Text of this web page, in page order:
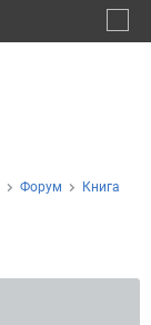
Форум
Книга